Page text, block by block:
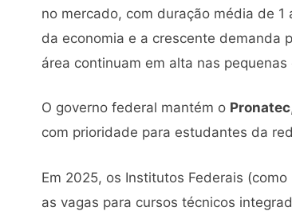
no mercado, com duração média de 1
da economia e a crescente demanda
área continuam em alta nas
O governo federal mantém o Pronatec
com prioridade para estudantes da
Em 2025, os Institutos Federais (como
as vagas para cursos técnicos